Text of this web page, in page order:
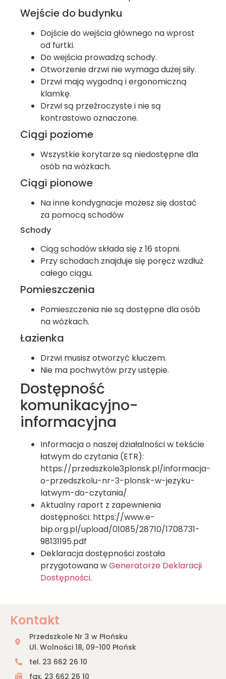
Wejście do budynku
Dojście do wejścia głównego na wprost
od furtki.
Do wejścia prowadzą schody.
Otworzenie drzwi nie wymaga dużej siły.
Drzwi mają wygodną i ergonomiczną
klamkę.
Drzwi są przeźroczyste i nie są
kontrastowo oznaczone.
Ciągi poziome
Wszystkie korytarze są niedostępne dla
osób na wózkach.
Ciągi pionowe
Na inne kondygnacje możesz się dostać
za pomocą schodów
Schody
Ciąg schodów składa się z 16 stopni.
Przy schodach znajduje się poręcz wzdłuż
całego ciągu.
Pomieszczenia
Pomieszczenia nie są dostępne dla osób
na wózkach.
Łazienka
Drzwi musisz otworzyć kluczem.
Nie ma pochwytów przy ustępie.
Dostępność
komunikacyjno-
informacyjna
Informacja o naszej działalności w tekście
łatwym do czytania (ETR):
https://przedszkole3plonsk.pl/informacja-
o-przedszkolu-nr-3-plonsk-w-jezyku-
latwym-do-czytania/
Aktualny raport z zapewnienia
dostępności: https://www.e-
bip.org.pl/upload/01085/28710/1708731-
98131195.pdf
Deklaracja dostępności została
przygotowana wGeneratorze Deklaracji
Dostępności.
Kontakt
Przedszkole Nr 3 w Płońsku
Ul. Wolności 18, 09-100 Płońsk
tel. 23 662 26 10
fax. 23 662 26 10